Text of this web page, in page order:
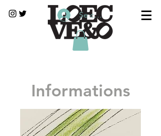
Se connecter
Informations